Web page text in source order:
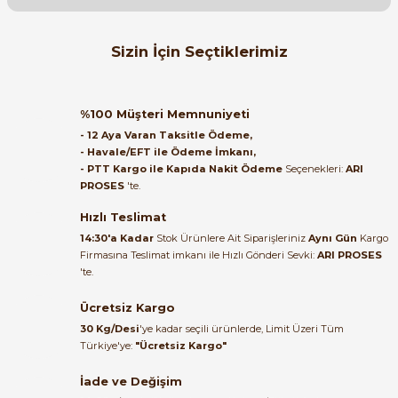
uzatarak kullanabilirsiniz.
Orijinal kutusuyla ertesi gün
ulaştı elimize. Teşekkürler.
Satıcı ilgili ve çok yardım severdi
bundan mehmet bey ilgi ve
alakası için teşekkür ederim
22/06/2026
Ürün elime eksiksiz ve hasarsız
ulaştı. Paketleme özenliydi,
Kemal Toktaş | 20/06/2026
Sizin İçin Seçtiklerimiz
INVT GD20 15 kW 3 Faz 400V Motor Sürücü GD20-015G-4-EU
38.563,50 TL
INVT GD20 7.5 kW 3 Faz 400V Motor Sürücü GD20-7R5G-4-EU
28.150,21 TL
15.787,40 TL
INVT GD20 5.5 kW 3 Faz 400V Motor Sürücü GD20-5R5G-4-EU
%100 Müşteri Memnuniyeti
- 12 Aya Varan Taksitle Ödeme,
- Havale/EFT ile Ödeme İmkanı,
- PTT Kargo ile Kapıda Nakit Ödeme Seçenekleri: ARI
PROSES 'te.
Hızlı Teslimat
14:30'a Kadar Stok Ürünlere Ait Siparişleriniz Aynı Gün Kargo
Firmasına Teslimat imkanı ile Hızlı Gönderi Sevki: ARI PROSES
'te.
Ücretsiz Kargo
30 Kg/Desi'ye kadar seçili ürünlerde, Limit Üzeri Tüm
Türkiye'ye: "Ücretsiz Kargo"
İade ve Değişim